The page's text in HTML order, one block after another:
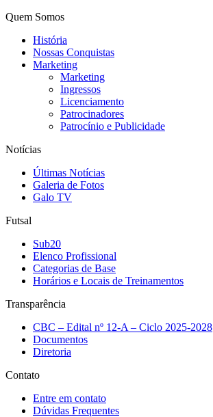
Quem Somos
História
Nossas Conquistas
Marketing
Marketing
Ingressos
Licenciamento
Patrocinadores
Patrocínio e Publicidade
Notícias
Últimas Notícias
Galeria de Fotos
Galo TV
Futsal
Sub20
Elenco Profissional
Categorias de Base
Horários e Locais de Treinamentos
Transparência
CBC – Edital nº 12-A – Ciclo 2025-2028
Documentos
Diretoria
Contato
Entre em contato
Dúvidas Frequentes